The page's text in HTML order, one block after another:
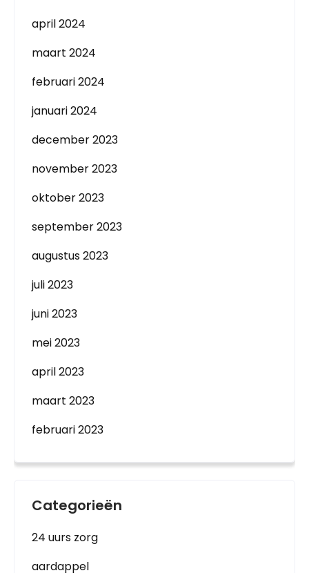
april 2024
maart 2024
februari 2024
januari 2024
december 2023
november 2023
oktober 2023
september 2023
augustus 2023
juli 2023
juni 2023
mei 2023
april 2023
maart 2023
februari 2023
Categorieën
24 uurs zorg
aardappel